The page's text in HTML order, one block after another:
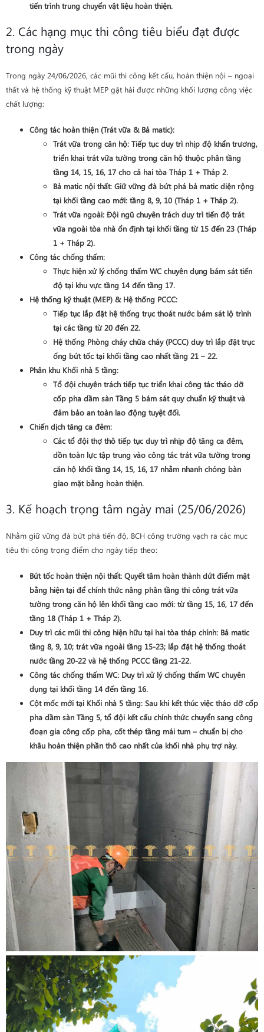
tiến trình trung chuyển vật liệu hoàn thiện.
2. Các hạng mục thi công tiêu biểu đạt được
trong ngày
Trong ngày 24/06/2026, các mũi thi công kết cấu, hoàn thiện nội – ngoại
thất và hệ thống kỹ thuật MEP gặt hái được những khối lượng công việc
chất lượng:
Công tác hoàn thiện (Trát vữa & Bả matic):
Trát vữa trong căn hộ: Tiếp tục duy trì nhịp độ khẩn trương,
triển khai trát vữa tường trong căn hộ thuộc phân tầng
tầng 14, 15, 16, 17 cho cả hai tòa Tháp 1 + Tháp 2.
Bả matic nội thất: Giữ vững đà bứt phá bả matic diện rộng
tại khối tầng cao mới: tầng 8, 9, 10 (Tháp 1 + Tháp 2).
Trát vữa ngoài: Đội ngũ chuyên trách duy trì tiến độ trát
vữa ngoài tòa nhà ổn định tại khối tầng từ 15 đến 23 (Tháp
1 + Tháp 2).
Công tác chống thấm:
Thực hiện xử lý chống thấm WC chuyên dụng bám sát tiến
độ tại khu vực tầng 14 đến tầng 17.
Hệ thống kỹ thuật (MEP) & Hệ thống PCCC:
Tiếp tục lắp đặt hệ thống trục thoát nước bám sát lộ trình
tại các tầng từ20 đến 22.
Hệ thống Phòng cháy chữa cháy (PCCC) duy trì lắp đặt trục
ống bứt tốc tại khối tầng cao nhấttầng 21 – 22.
Phân khu Khối nhà 5 tầng:
Tổ đội chuyên trách tiếp tục triển khai công tác tháo dỡ
cốp pha dầm sàn Tầng 5 bám sát quy chuẩn kỹ thuật và
đảm bảo an toàn lao động tuyệt đối.
Chiến dịch tăng ca đêm:
Các tổ đội thợ thô tiếp tục duy trì nhịp độ tăng ca đêm,
dồn toàn lực tập trung vào công tác trát vữa tường trong
căn hộ khối tầng 14, 15, 16, 17 nhằm nhanh chóng bàn
giao mặt bằng hoàn thiện.
3. Kế hoạch trọng tâm ngày mai (25/06/2026)
Nhằm giữ vững đà bứt phá tiến độ, BCH công trường vạch ra các mục
tiêu thi công trọng điểm cho ngày tiếp theo:
Bứt tốc hoàn thiện nội thất: Quyết tâm hoàn thành dứt điểm mặt
bằng hiện tại để chính thức nâng phân tầng thi công trát vữa
tường trong căn hộ lên khối tầng cao mới: từtầng 15, 16, 17 đến
tầng 18 (Tháp 1 + Tháp 2).
Duy trì các mũi thi công hiện hữu tại hai tòa tháp chính: Bả matic
tầng 8, 9, 10; trát vữa ngoài tầng 15-23; lắp đặt hệ thống thoát
nước tầng 20-22 và hệ thống PCCC tầng 21-22.
Công tác chống thấm WC: Duy trì xử lý chống thấm WC chuyên
dụng tại khối tầng 14 đến tầng 16.
Cột mốc mới tại Khối nhà 5 tầng: Sau khi kết thúc việc tháo dỡ cốp
pha dầm sàn Tầng 5, tổ đội kết cấu chính thức chuyển sang công
đoạn gia công cốp pha, cốt thép tầng mái tum – chuẩn bị cho
khâu hoàn thiện phần thô cao nhất của khối nhà phụ trợ này.